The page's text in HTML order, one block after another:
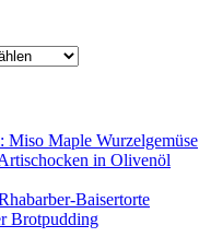
Miso Maple Wurzelgemüse
in Olivenöl
Baisertorte
Brotpudding